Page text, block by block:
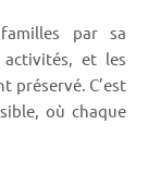
par sa
et les
préservé. C’est
où chaque